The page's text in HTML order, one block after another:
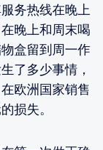
务热线在晚上
晚上和周末喝
盒留到周一作
了多少事情，
欧洲国家销售
损失。